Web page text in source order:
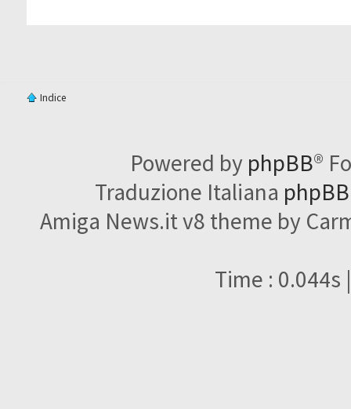
Indice
Powered by phpBB®
Traduzione Italiana
Amiga News.it v8 theme by
Time : 0.044s